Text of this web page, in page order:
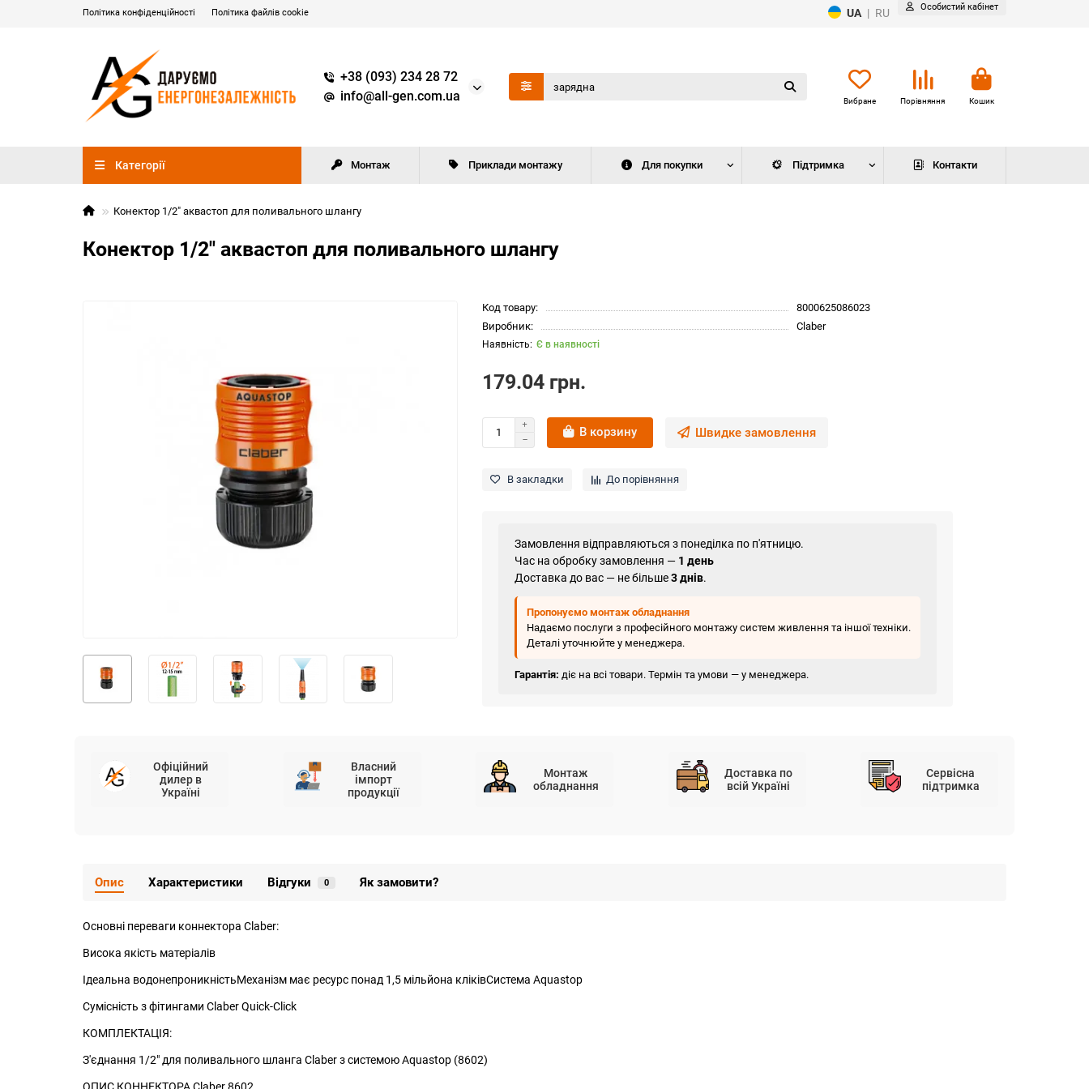
Політика конфіденційності Політика файлів cookie UA | RU Особистий кабінет
+38 (093) 234 28 72
info@all-gen.com.ua
Вибране Порівняння Кошик
Категорії Монтаж Приклади монтажу Для покупки Підтримка Контакти
Конектор 1/2" аквастоп для поливального шлангу
Конектор 1/2" аквастоп для поливального шлангу
Код товару:
8000625086023
Виробник:
Claber
Є в наявності
179.04 грн.
В корзину Швидке замовлення
В закладки До порівняння
Замовлення відправляються з понеділка по п'ятницю.
Час на обробку замовлення — 1 день
Доставка до вас — не більше3 днів.
Пропонуємо монтаж обладнання
Надаємо послуги з професійного монтажу систем живлення та іншої техніки.
Деталі уточнюйте у менеджера.
Гарантія: діє на всі товари. Термін та умови — у менеджера.
Офіційний
дилер в
Україні
Власний
імпорт
продукції
Монтаж
обладнання
Доставка по
всій Україні
Сервісна
підтримка
Опис Характеристики Відгуки 0 Як замовити?
Основні переваги коннектора Claber:
Висока якість матеріалів
Ідеальна водонепроникністьМеханізм має ресурс понад 1,5 мільйона кліківСистема Aquastop
Сумісність з фітингами Claber Quick-Click
КОМПЛЕКТАЦІЯ:
З'єднання 1/2" для поливального шланга Claber з системою Aquastop (8602)